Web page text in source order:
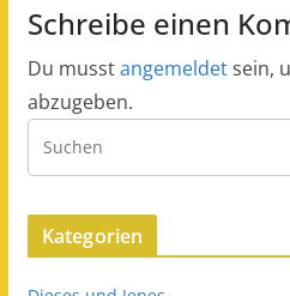
Schreibe einen
Du musstangemeldetsein,
abzugeben.
Kategorien